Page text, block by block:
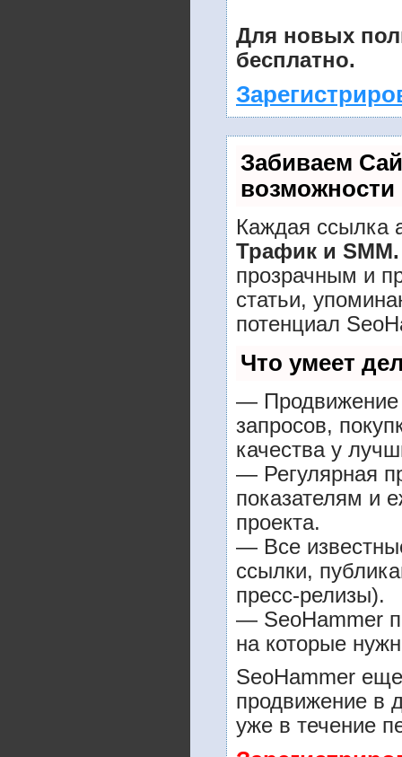
Для новых
бесплатно.
Забиваем
возможности
Каждая ссылка
Трафик и SMM.
прозрачным и
статьи,
потенциал
Что умеет
— Продвижение
запросов,
качества у
— Регулярная
показателям и
проекта.
— Все
ссылки,
пресс-релизы).
— SeoHammer
на которые
SeoHammer
продвижение в
уже в течение